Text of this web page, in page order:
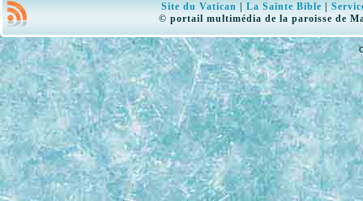
Site du Vatican La Sainte Bible
© portail multimédia de la paroisse de